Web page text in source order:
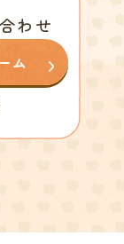
わせ
ム